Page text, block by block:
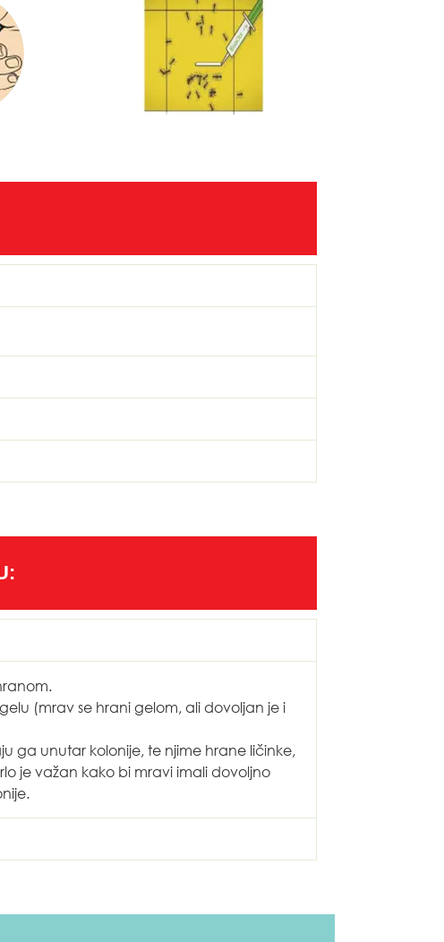
(mrav se hrani gelom, ali dovoljan je i
ga unutar kolonije, te njime hrane ličinke,
je važan kako bi mravi imali dovoljno